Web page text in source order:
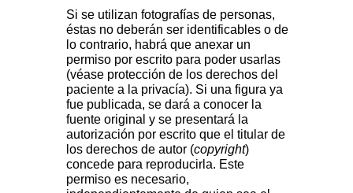
Si se utilizan fotografías de personas,
éstas no deberán ser identificables o de
lo contrario, habrá que anexar un
permiso por escrito para poder usarlas
(véase protección de los derechos del
paciente a la privacía). Si una figura ya
fue publicada, se dará a conocer la
fuente original y se presentará la
autorización por escrito que el titular de
los derechos de autor (copyright)
concede para reproducirla. Este
permiso es necesario,